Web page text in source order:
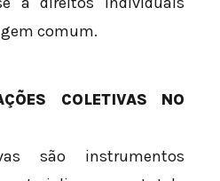
comum.
COLETIVAS NO
são instrumentos